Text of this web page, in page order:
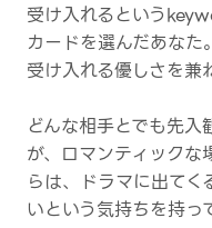
受け入れるという
カードを選んだあな
受け入れる優しさを兼
どんな相手とでも先
が、ロマンティック
らは、ドラマに出て
いという気持ちを持っ